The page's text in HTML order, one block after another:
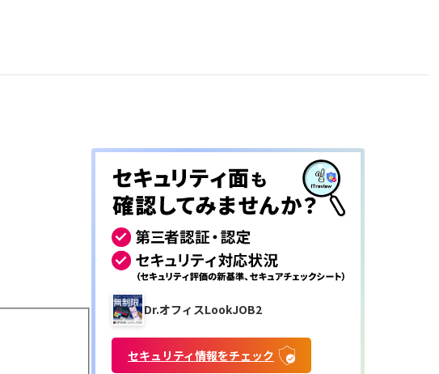
Dr.オフィスLookJOB2
セキュリティ情報をチェック